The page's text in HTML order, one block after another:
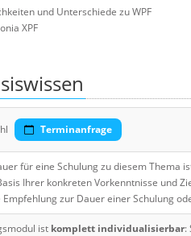
und Unterschiede zu WPF
XPF
Terminanfrage
für eine Schulung zu diesem Thema
Ihrer konkreten Vorkenntnisse und
zur Dauer einer Schulung
ist komplett individualisierbar: